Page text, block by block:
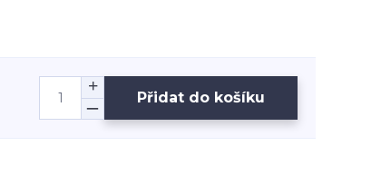
Přidat do košíku